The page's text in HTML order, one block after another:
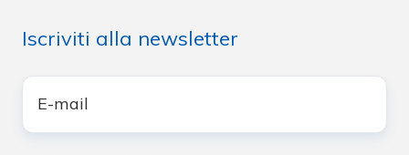
Iscriviti alla newsletter
mail*